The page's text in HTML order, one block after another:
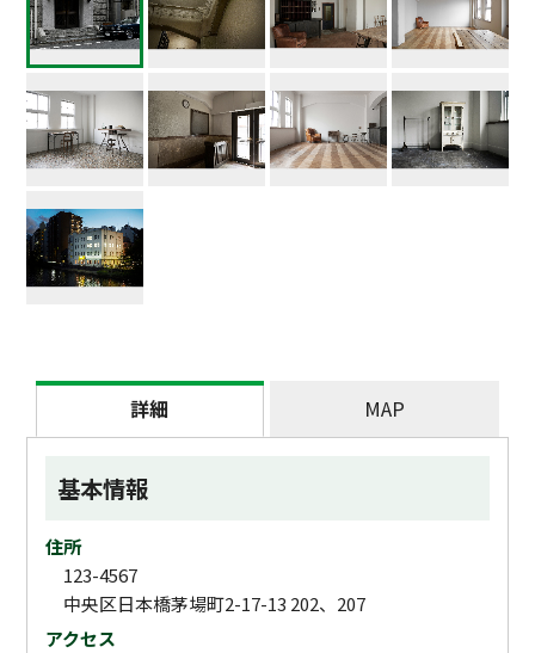
詳細 MAP
基本情報
住所
123-4567
中央区日本橋茅場町2-17-13 202、207
アクセス